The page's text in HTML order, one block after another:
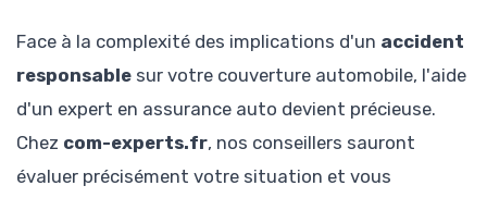
Face à la complexité des implications d'un accident
responsable sur votre couverture automobile, l'aide
d'un expert en assurance auto devient précieuse.
Chez com-experts.fr, nos conseillers sauront
évaluer précisément votre situation et vous